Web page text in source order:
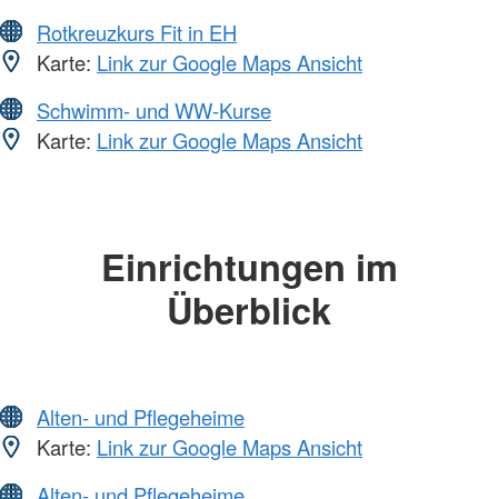
Rotkreuzkurs Fit in EH
Karte: Link zur Google Maps Ansicht
Schwimm- und WW-Kurse
Karte: Link zur Google Maps Ansicht
Einrichtungen im
Überblick
Alten- und Pflegeheime
Karte: Link zur Google Maps Ansicht